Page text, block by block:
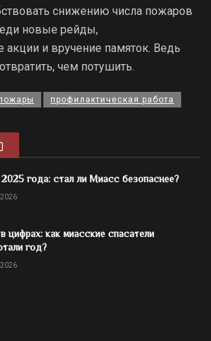
снижению числа пожаров
новые рейды,
акции и вручение памяток. Ведь
чем потушить.
профилактическая работа
года: стал ли Миасс безопаснее?
цифрах: как миасские спасатели
год?